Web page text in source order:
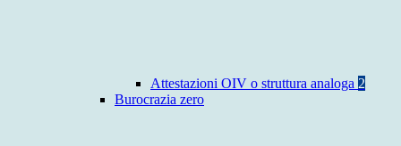
Attestazioni OIV o struttura analoga 2
Burocrazia zero